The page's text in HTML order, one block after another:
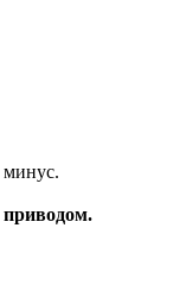
минус.
приводом.